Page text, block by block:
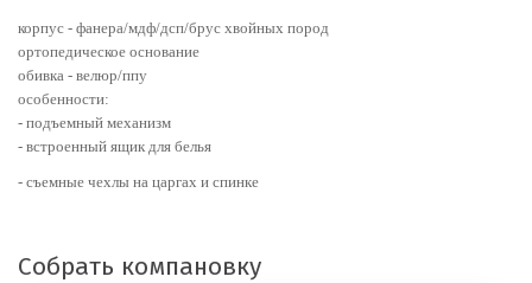
корпус - фанера/мдф/дсп/брус хвойных пород
ортопедическое основание
обивка - велюр/ппу
особенности:
- подъемный механизм
- встроенный ящик для белья
- съемные чехлы на царгах и спинке
Собрать компановку